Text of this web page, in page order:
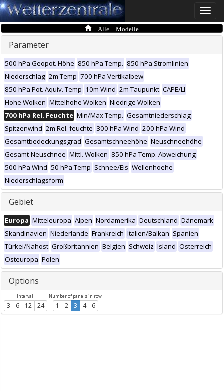
Toggle
Alle Modelle
Parameter
500 hPa Geopot. Höhe 850 hPa Temp. 850 hPa Stromlinien
Niederschlag 2m Temp 700 hPa Vertikalbew
850 hPa Pot. Äquiv. Temp 10m Wind 2m Taupunkt CAPE/LI
Hohe Wolken Mittelhohe Wolken Niedrige Wolken
700 hPa Rel. Feuchte Min/Max Temp. Gesamtniederschlag
Spitzenwind 2m Rel. feuchte 300 hPa Wind 200 hPa Wind
Gesamtbedeckungsgrad Gesamtschneehöhe Neuschneehöhe
Gesamt-Neuschnee Mittl. Wolken 850 hPa Temp. Abweichung
500 hPa Wind 50 hPa Temp Schnee/Eis Wellenhoehe
Niederschlagsform
Gebiet
Europa Mitteleuropa Alpen Nordamerika Deutschland Dänemark
Skandinavien Niederlande Frankreich Italien/Balkan Spanien
Türkei/Nahost Großbritannien Belgien Schweiz Island Österreich
Osteuropa Polen
Options
Intervall
3 6 12 24
Number of panels in row
1 2 3 4 6